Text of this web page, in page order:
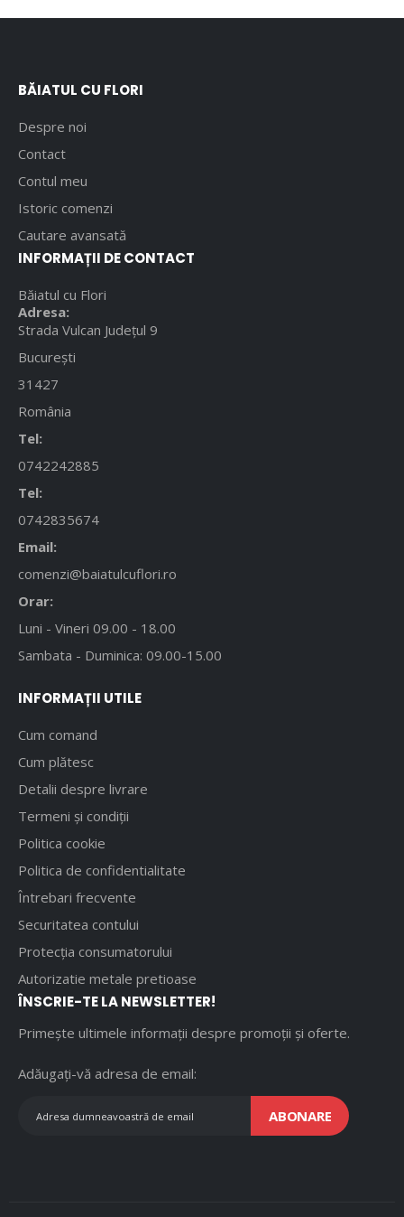
BĂIATUL CU FLORI
Despre noi
Contact
Contul meu
Istoric comenzi
Cautare avansată
INFORMAȚII DE CONTACT
Băiatul cu Flori
Adresa:
Strada Vulcan Județul 9
București
31427
România
Tel:
0742242885
Tel:
0742835674
Email:
comenzi@baiatulcuflori.ro
Orar:
Luni - Vineri 09.00 - 18.00
Sambata - Duminica: 09.00-15.00
INFORMAȚII UTILE
Cum comand
Cum plătesc
Detalii despre livrare
Termeni și condiții
Politica cookie
Politica de confidentialitate
Întrebari frecvente
Securitatea contului
Protecția consumatorului
Autorizatie metale pretioase
ÎNSCRIE-TE LA NEWSLETTER!
Primește ultimele informații despre promoții și oferte.
Adăugați-vă adresa de email:
ABONARE